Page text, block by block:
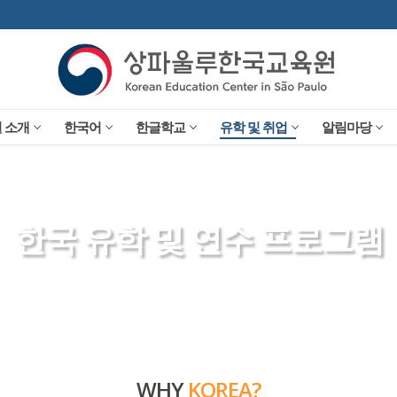
소개 한국어 한글학교 유학 및 취업 알림마당
한국 유학 및 연수 프로그램
WHYKOREA?